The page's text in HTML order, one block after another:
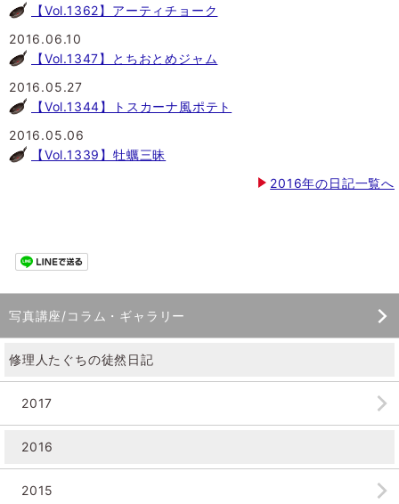
【Vol.1362】アーティチョーク
2016.06.10
【Vol.1347】とちおとめジャム
2016.05.27
【Vol.1344】トスカーナ風ポテト
2016.05.06
【Vol.1339】牡蠣三昧
2016年の日記一覧へ
写真講座/コラム・ギャラリー
修理人たぐちの徒然日記
2017
2016
2015